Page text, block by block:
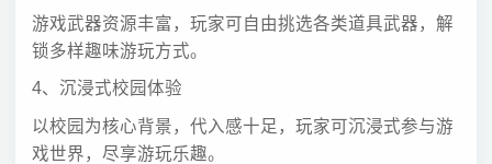
游戏武器资源丰富，玩家可自由挑选各类道具武器，解
锁多样趣味游玩方式。
4、沉浸式校园体验
以校园为核心背景，代入感十足，玩家可沉浸式参与游
戏世界，尽享游玩乐趣。